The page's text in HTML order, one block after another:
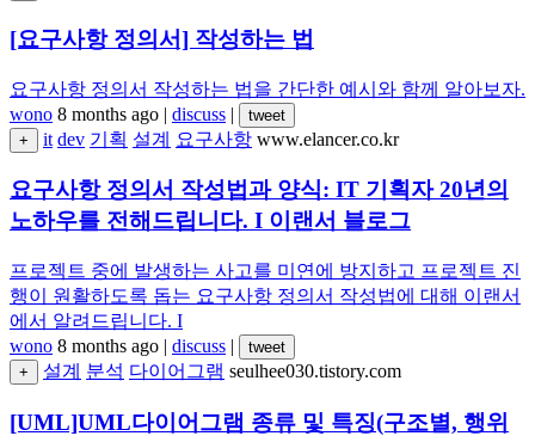
[요구사항 정의서] 작성하는 법
요구사항 정의서 작성하는 법을 간단한 예시와 함께 알아보자.
wono 8 months ago | discuss |
tweet
+
it dev 기획 설계 요구사항 www.elancer.co.kr
요구사항 정의서 작성법과 양식: IT 기획자 20년의
노하우를 전해드립니다. I 이랜서 블로그
프로젝트 중에 발생하는 사고를 미연에 방지하고 프로젝트 진
행이 원활하도록 돕는 요구사항 정의서 작성법에 대해 이랜서
에서 알려드립니다. I
wono 8 months ago | discuss |
tweet
+
설계 분석 다이어그램 seulhee030.tistory.com
[UML]UML다이어그램 종류 및 특징(구조별, 행위